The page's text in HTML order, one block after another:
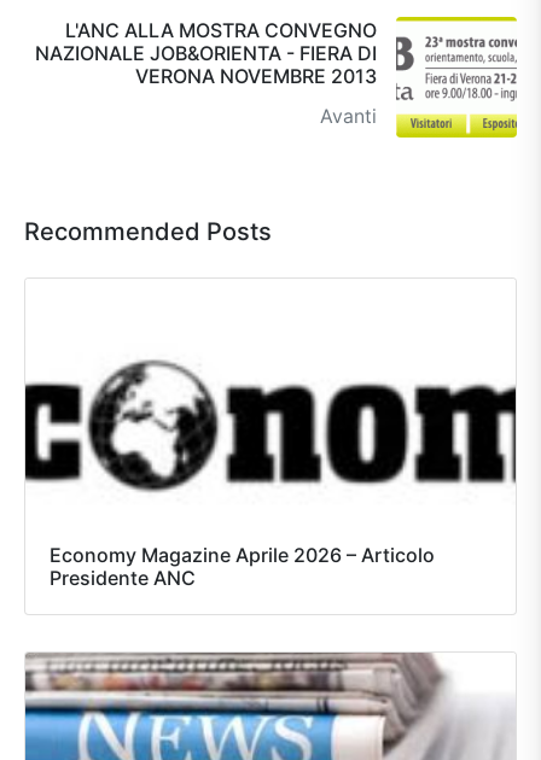
L'ANC ALLA MOSTRA CONVEGNO
NAZIONALE JOB&ORIENTA - FIERA DI
VERONA NOVEMBRE 2013
Avanti
Recommended Posts
Economy Magazine Aprile 2026 – Articolo
Presidente ANC